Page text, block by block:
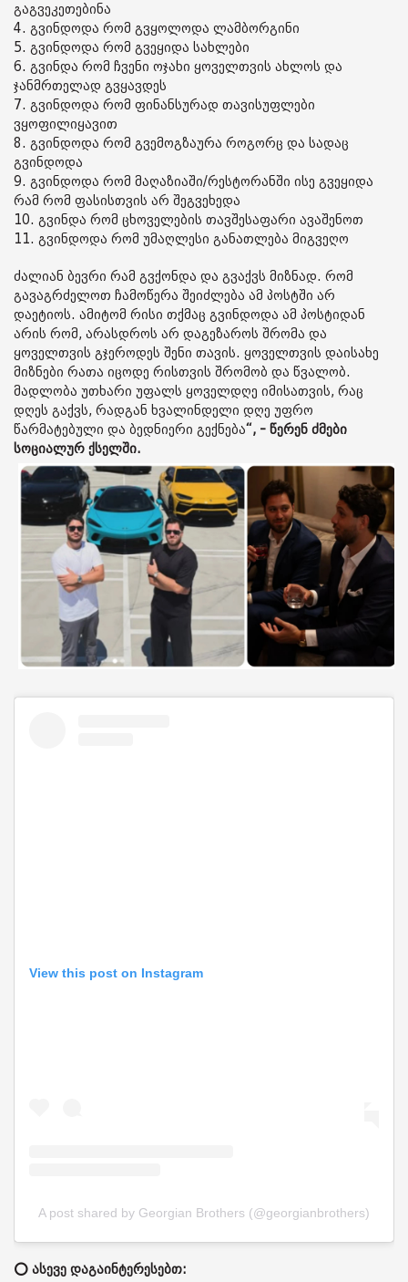
გაგვეკეთებინა
4. გვინდოდა რომ გვყოლოდა ლამბორგინი
5. გვინდოდა რომ გვეყიდა სახლები
6. გვინდა რომ ჩვენი ოჯახი ყოველთვის ახლოს და
ჯანმრთელად გვყავდეს
7. გვინდოდა რომ ფინანსურად თავისუფლები
ვყოფილიყავით
8. გვინდოდა რომ გვემოგზაურა როგორც და სადაც
გვინდოდა
9. გვინდოდა რომ მაღაზიაში/რესტორანში ისე გვეყიდა
რამ რომ ფასისთვის არ შეგვეხედა
10. გვინდა რომ ცხოველების თავშესაფარი ავაშენოთ
11. გვინდოდა რომ უმაღლესი განათლება მიგვეღო
ძალიან ბევრი რამ გვქონდა და გვაქვს მიზნად. რომ
გავაგრძელოთ ჩამოწერა შეიძლება ამ პოსტში არ
დაეტიოს. ამიტომ რისი თქმაც გვინდოდა ამ პოსტიდან
არის რომ, არასდროს არ დაგეზაროს შრომა და
ყოველთვის გჯეროდეს შენი თავის. ყოველთვის დაისახე
მიზნები რათა იცოდე რისთვის შრომობ და წვალობ.
მადლობა უთხარი უფალს ყოველდღე იმისათვის, რაც
დღეს გაქვს, რადგან ხვალინდელი დღე უფრო
წარმატებული და ბედნიერი გექნება“, - წერენ ძმები
სოციალურ ქსელში.
View this post on Instagram
A post shared by Georgian Brothers (@georgianbrothers)
⭕ ასევე დაგაინტერესებთ: